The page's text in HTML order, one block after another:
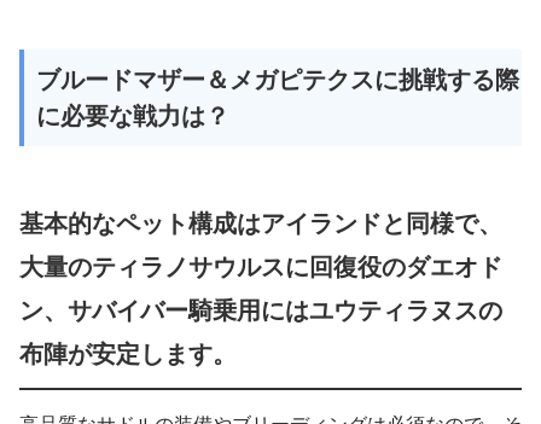
ブルードマザー＆メガピテクスに挑戦する際
に必要な戦力は？
基本的なペット構成はアイランドと同様で、
大量のティラノサウルスに回復役のダエオド
ン、サバイバー騎乗用にはユウティラヌスの
布陣が安定します。